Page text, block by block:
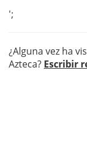
';
¿Alguna vez ha
Azteca? Escribir